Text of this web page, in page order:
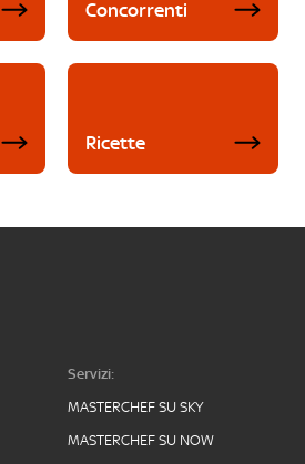
Concorrenti
Ricette
Servizi:
MASTERCHEF SU SKY
MASTERCHEF SU NOW